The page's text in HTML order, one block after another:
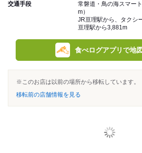
交通手段
常磐道・鳥の海スマー
m）
JR亘理駅から、タクシ
亘理駅から3,881m
食べログアプリで地
※このお店は以前の場所から移転しています。
移転前の店舗情報を見る